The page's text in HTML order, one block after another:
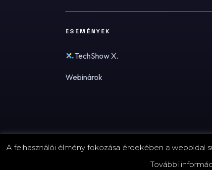
ESEMÉNYEK
TechShow X.
Webinárok
© 2026 FinTechZone.hu - A FinTech Group Kft.
A felhasználói élmény fokozása érdekében a weboldal
További